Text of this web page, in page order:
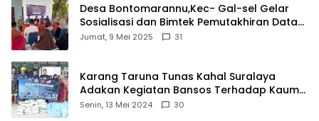
Desa Bontomarannu,Kec- Gal-sel Gelar
Sosialisasi dan Bimtek Pemutakhiran Data
ID
Jumat, 9 Mei 2025 31
Karang Taruna Tunas Kahal Suralaya
Adakan Kegiatan Bansos Terhadap Kaum
Dhuafa dan Anak Yatim-Piatu
Senin, 13 Mei 2024 30